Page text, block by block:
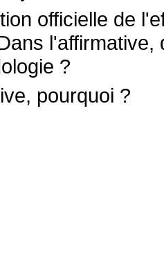
officielle de
?
pourquoi ?